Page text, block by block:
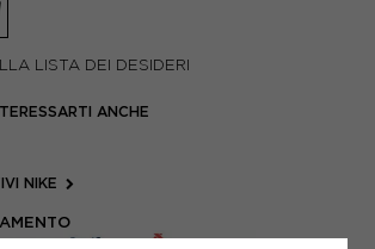
LISTA DEI DESIDERI
ANCHE
NIKE